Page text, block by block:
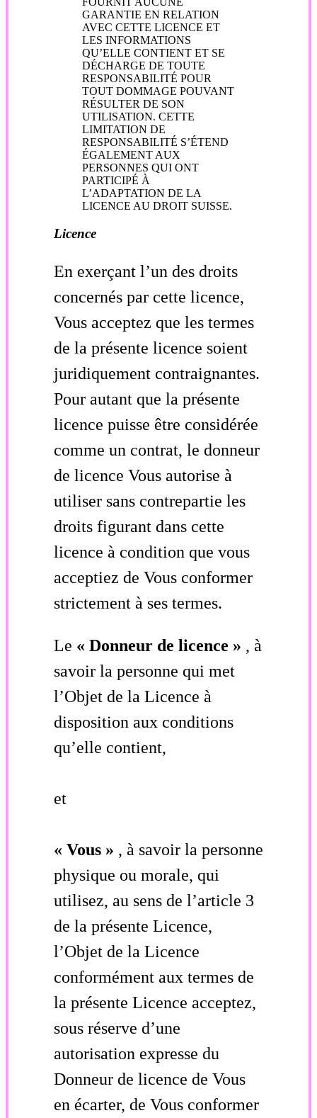
GARANTIE EN RELATION
AVEC CETTE LICENCE ET
LES INFORMATIONS
QU’ELLE CONTIENT ET SE
DÉCHARGE DE TOUTE
RESPONSABILITÉ POUR
TOUT DOMMAGE POUVANT
RÉSULTER DE SON
UTILISATION. CETTE
LIMITATION DE
RESPONSABILITÉ S’ÉTEND
ÉGALEMENT AUX
PERSONNES QUI ONT
PARTICIPÉ À
L’ADAPTATION DE LA
LICENCE AU DROIT SUISSE.
Licence
En exerçant l’un des droits
concernés par cette licence,
Vous acceptez que les termes
de la présente licence soient
juridiquement contraignantes.
Pour autant que la présente
licence puisse être considérée
comme un contrat, le donneur
de licence Vous autorise à
utiliser sans contrepartie les
droits figurant dans cette
licence à condition que vous
acceptiez de Vous conformer
strictement à ses termes.
Le « Donneur de licence » , à
savoir la personne qui met
l’Objet de la Licence à
disposition aux conditions
qu’elle contient,
et
« Vous » , à savoir la personne
physique ou morale, qui
utilisez, au sens de l’article 3
de la présente Licence,
l’Objet de la Licence
conformément aux termes de
la présente Licence acceptez,
sous réserve d’une
autorisation expresse du
Donneur de licence de Vous
en écarter, de Vous conformer